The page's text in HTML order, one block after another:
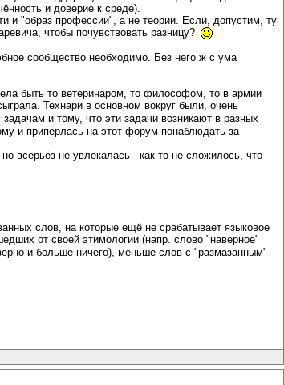
и доверие к среде).
и "образ профессии", а не теории. Если, допустим, ту
чтобы почувствовать разницу?
сообщество необходимо. Без него ж с ума
быть то ветеринаром, то философом, то в армии
Технари в основном вокруг были, очень
и тому, что эти задачи возникают в разных
и припёрлась на этот форум понаблюдать за
всерьёз не увлекалась - как-то не сложилось, что
слов, на которые ещё не срабатывает языковое
от своей этимологии (напр. слово "наверное"
и больше ничего), меньше слов с "размазанным"